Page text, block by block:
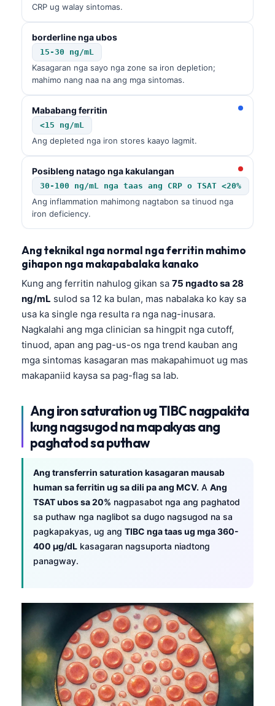
CRP ug walay sintomas.
borderline nga ubos
15-30 ng/mL
Kasagaran nga sayo nga zone sa iron depletion;
mahimo nang naa na ang mga sintomas.
Mababang ferritin
<15 ng/mL
Ang depleted nga iron stores kaayo lagmit.
Posibleng natago nga kakulangan
30-100 ng/mL nga taas ang CRP o TSAT <20%
Ang inflammation mahimong nagtabon sa tinuod nga
iron deficiency.
Ang teknikal nga normal nga ferritin mahimo
gihapon nga makapabalaka kanako
Kung ang ferritin nahulog gikan sa 75 ngadto sa 28
ng/mL sulod sa 12 ka bulan, mas nabalaka ko kay sa
usa ka single nga resulta ra nga nag-inusara.
Nagkalahi ang mga clinician sa hingpit nga cutoff,
tinuod, apan ang pag-us-os nga trend kauban ang
mga sintomas kasagaran mas makapahimuot ug mas
makapaniid kaysa sa pag-flag sa lab.
Ang iron saturation ug TIBC nagpakita
kung nagsugod na mapakyas ang
paghatod sa puthaw
Ang transferrin saturation kasagaran mausab
human sa ferritin ug sa dili pa ang MCV. A Ang
TSAT ubos sa 20% nagpasabot nga ang paghatod
sa puthaw nga naglibot sa dugo nagsugod na sa
pagkapakyas, ug ang TIBC nga taas ug mga 360-
400 µg/dL kasagaran nagsuporta niadtong
panagway.